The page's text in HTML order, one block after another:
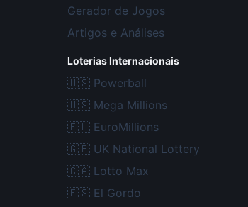
Gerador de Jogos
Artigos e Análises
Loterias Internacionais
🇺🇸 Powerball
🇺🇸 Mega Millions
🇪🇺 EuroMillions
🇬🇧 UK National Lottery
🇨🇦 Lotto Max
🇪🇸 El Gordo